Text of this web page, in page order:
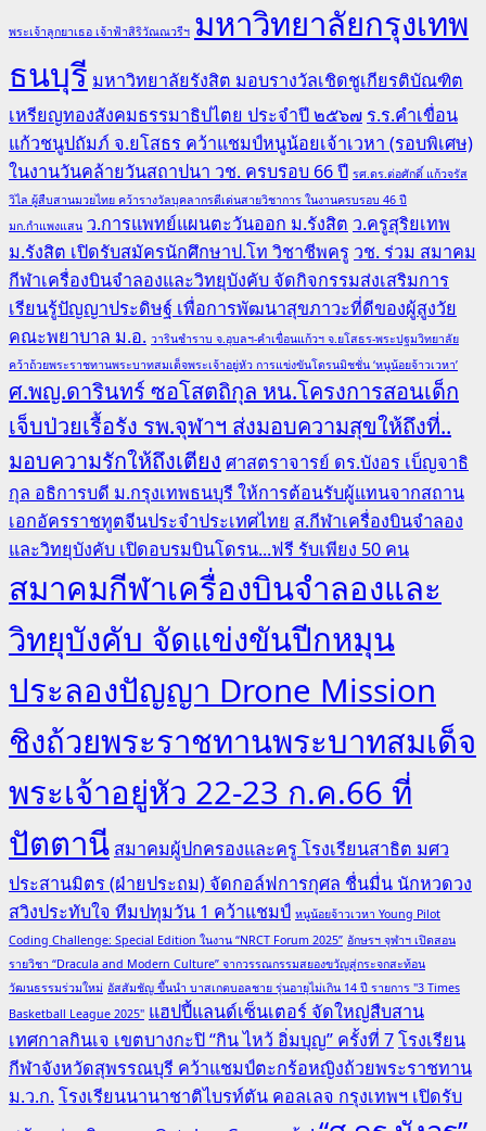
พระเจ้าลูกยาเธอ เจ้าฟ้าสิริวัณณวรีฯ มหาวิทยาลัยกรุงเทพ
ธนบุรี มหาวิทยาลัยรังสิต มอบรางวัลเชิดชูเกียรติบัณฑิต
เหรียญทองสังคมธรรมาธิปไตย ประจำปี ๒๕๖๗ ร.ร.คำเขื่อน
แก้วชนูปถัมภ์ จ.ยโสธร คว้าแชมป์หนูน้อยเจ้าเวหา (รอบพิเศษ)
ในงานวันคล้ายวันสถาปนา วช. ครบรอบ 66 ปี รศ.ดร.ต่อศักดิ์ แก้วจรัส
วิไล ผู้สืบสานมวยไทย คว้ารางวัลบุคลากรดีเด่นสายวิชาการ ในงานครบรอบ 46 ปี
มก.กำแพงแสน ว.การแพทย์แผนตะวันออก ม.รังสิต ว.ครูสุริยเทพ
ม.รังสิต เปิดรับสมัครนักศึกษาป.โท วิชาชีพครู วช. ร่วม สมาคม
กีฬาเครื่องบินจำลองและวิทยุบังคับ จัดกิจกรรมส่งเสริมการ
เรียนรู้ปัญญาประดิษฐ์ เพื่อการพัฒนาสุขภาวะที่ดีของผู้สูงวัย
คณะพยาบาล ม.อ. วารินชำราบ จ.อุบลฯ-คำเขื่อนแก้วฯ จ.ยโสธร-พระปฐมวิทยาลัย
คว้าถ้วยพระราชทานพระบาทสมเด็จพระเจ้าอยู่หัว การแข่งขันโดรนมิชชั่น ‘หนูน้อยจ้าวเวหา’
ศ.พญ.ดารินทร์ ซอโสตถิกุล หน.โครงการสอนเด็ก
เจ็บป่วยเรื้อรัง รพ.จุฬาฯ ส่งมอบความสุขให้ถึงที่..
มอบความรักให้ถึงเตียง ศาสตราจารย์ ดร.บังอร เบ็ญจาธิ
กุล อธิการบดี ม.กรุงเทพธนบุรี ให้การต้อนรับผู้แทนจากสถาน
เอกอัครราชทูตจีนประจำประเทศไทย ส.กีฬาเครื่องบินจำลอง
และวิทยุบังคับ เปิดอบรมบินโดรน...ฟรี รับเพียง 50 คน
สมาคมกีฬาเครื่องบินจำลองและ
วิทยุบังคับ จัดแข่งขันปีกหมุน
ประลองปัญญา Drone Mission
ชิงถ้วยพระราชทานพระบาทสมเด็จ
พระเจ้าอยู่หัว 22-23 ก.ค.66 ที่
ปัตตานี สมาคมผู้ปกครองและครู โรงเรียนสาธิต มศว
ประสานมิตร (ฝ่ายประถม) จัดกอล์ฟการกุศล ชื่นมื่น นักหวดวง
สวิงประทับใจ ทีมปทุมวัน 1 คว้าแชมป์ หนูน้อยจ้าวเวหา Young Pilot
Coding Challenge: Special Edition ในงาน “NRCT Forum 2025” อักษรฯ จุฬาฯ เปิดสอน
รายวิชา “Dracula and Modern Culture” จากวรรณกรรมสยองขวัญสู่กระจกสะท้อน
วัฒนธรรมร่วมใหม่ อัสสัมชัญ ขึ้นนำ บาสเกตบอลชาย รุ่นอายุไม่เกิน 14 ปี รายการ "3 Times
Basketball League 2025" แฮปปี้แลนด์เซ็นเตอร์ จัดใหญ่สืบสาน
เทศกาลกินเจ เขตบางกะปิ “กิน ไหว้ อิ่มบุญ” ครั้งที่ 7โรงเรียน
กีฬาจังหวัดสุพรรณบุรี คว้าแชมป์ตะกร้อหญิงถ้วยพระราชทาน
ม.ว.ก.โรงเรียนนานาชาติไบรท์ตัน คอลเลจ กรุงเทพฯ เปิดรับ